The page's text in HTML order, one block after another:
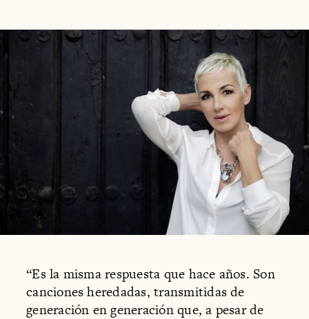
“Es la misma respuesta que hace años. Son
canciones heredadas, transmitidas de
generación en generación que, a pesar de